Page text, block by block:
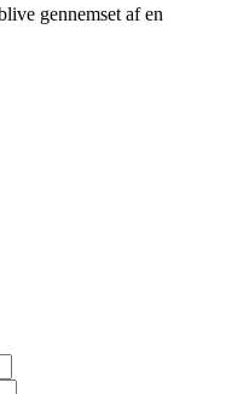
gennemset af en